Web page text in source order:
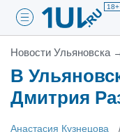
18+
Новости Ульяновска
В
Дмитрия
Анастасия Кузнецова